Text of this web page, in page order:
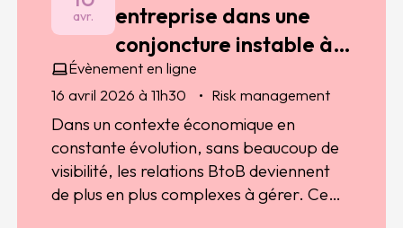
avr.
entreprise dans une
conjoncture instable à
l’heure des assistants
IA
Évènement en ligne
16 avril 2026 à 11h30
Risk management
Dans un contexte économique en
constante évolution, sans beaucoup de
visibilité, les relations BtoB deviennent
de plus en plus complexes à gérer. Cette